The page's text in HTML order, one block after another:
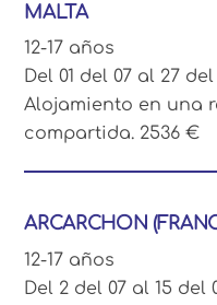
MALTA
12-17 años
Del 01 del 07 al 27
Alojamiento en una
compartida. 2536 €
ARCARCHON
12-17 años
Del 2 del 07 al 15 del